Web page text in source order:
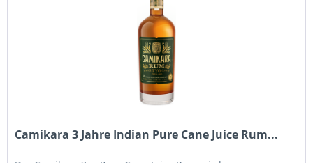
Camikara 3 Jahre Indian Pure Cane Juice Rum...